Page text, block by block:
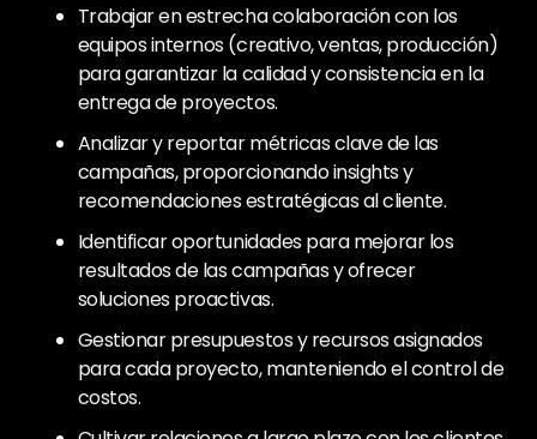
Trabajar en estrecha colaboración con los
equipos internos (creativo, ventas, producción)
para garantizar la calidad y consistencia en la
entrega de proyectos.
Analizar y reportar métricas clave de las
campañas, proporcionando insights y
recomendaciones estratégicas al cliente.
Identificar oportunidades para mejorar los
resultados de las campañas y ofrecer
soluciones proactivas.
Gestionar presupuestos y recursos asignados
para cada proyecto, manteniendo el control de
costos.